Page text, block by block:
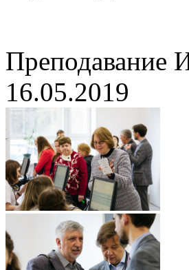
Преподавание
16.05.2019